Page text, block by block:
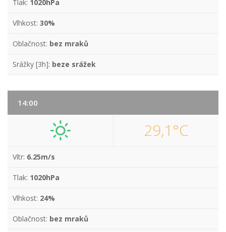
Tlak: 1020hPa
Vlhkost: 30%
Oblačnost: bez mraků
Srážky [3h]: beze srážek
14:00
29,1°C
Vítr: 6.25m/s
Tlak: 1020hPa
Vlhkost: 24%
Oblačnost: bez mraků